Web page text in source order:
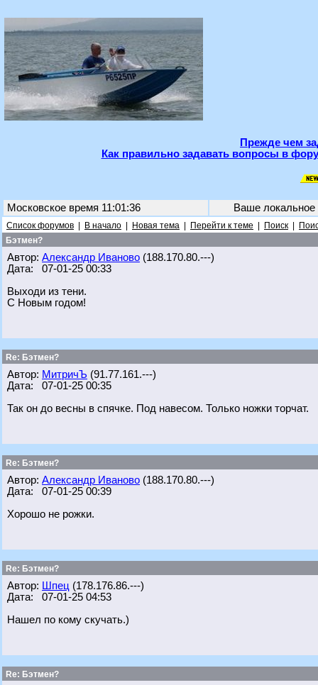
Прежде чем
Как правильно задавать вопросы в
Московское время 11:01:36 Ваше
Список форумов В начало Новая тема Перейти к теме Поиск
Бэтмен?
Автор: Александр Иваново (188.170.80.---)
Дата: 07-01-25 00:33
Выходи из тени.
С Новым годом!
Re: Бэтмен?
Автор: МитричЪ (91.77.161.---)
Дата: 07-01-25 00:35
Так он до весны в спячке. Под навесом. Только ножки торчат.
Re: Бэтмен?
Автор: Александр Иваново (188.170.80.---)
Дата: 07-01-25 00:39
Хорошо не рожки.
Re: Бэтмен?
Автор: Шпец (178.176.86.---)
Дата: 07-01-25 04:53
Нашел по кому скучать.)
Re: Бэтмен?